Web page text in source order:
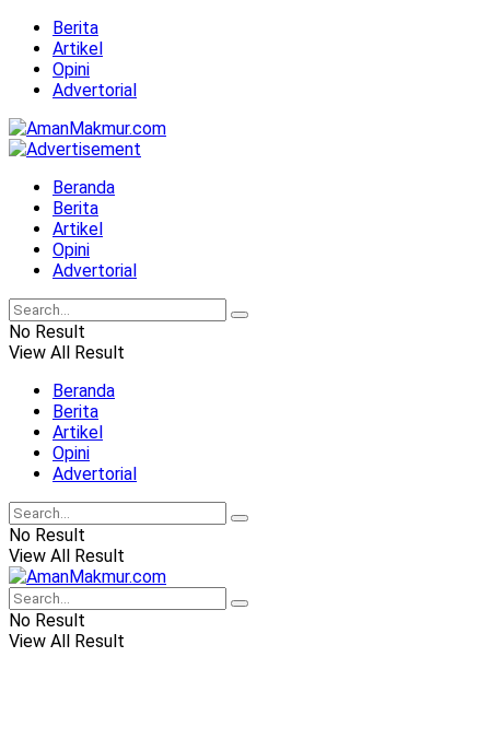
Berita
Artikel
Opini
Advertorial
Beranda
Berita
Artikel
Opini
Advertorial
No Result
View All Result
Beranda
Berita
Artikel
Opini
Advertorial
No Result
View All Result
No Result
View All Result